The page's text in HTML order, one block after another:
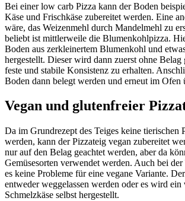
Bei einer low carb Pizza kann der Boden
Käse und Frischkäse zubereitet werden. Eine
wäre, das Weizenmehl durch Mandelmehl zu
beliebt ist mittlerweile die Blumenkohlpizza.
Boden aus zerkleinertem Blumenkohl und
hergestellt. Dieser wird dann zuerst ohne Belag
feste und stabile Konsistenz zu erhalten.
Boden dann belegt werden und erneut im Ofen
Vegan und glutenfreier
Da im Grundrezept des Teiges keine tierischen
werden, kann der Pizzateig vegan zubereitet
nur auf den Belag geachtet werden, aber da
Gemüsesorten verwendet werden. Auch bei der
es keine Probleme für eine vegane Variante.
entweder weggelassen werden oder es wird ein
Schmelzkäse selbst hergestellt.